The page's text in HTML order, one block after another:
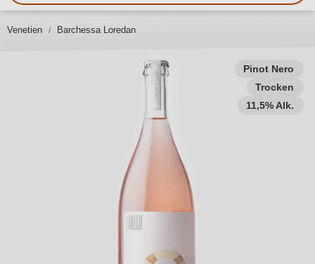
Venetien Barchessa Loredan
Pinot Nero
Trocken
11,5% Alk.
Sie suchen – ob nach Geschmack,